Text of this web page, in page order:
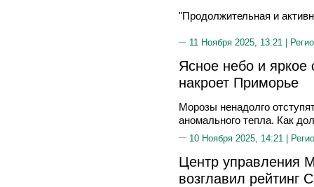
"Продолжительная и
11 Ноября 2025, 13:21 |
Ясное небо и яркое
накроет Приморье
Морозы ненадолго
аномального тепла. Как
10 Ноября 2025, 14:21 |
Центр управления
возглавил рейтинг